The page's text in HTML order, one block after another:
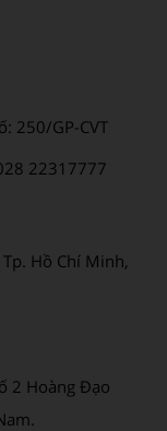
250/GP-CVT
22317777
Hồ Chí Minh,
2 Hoàng Đạo